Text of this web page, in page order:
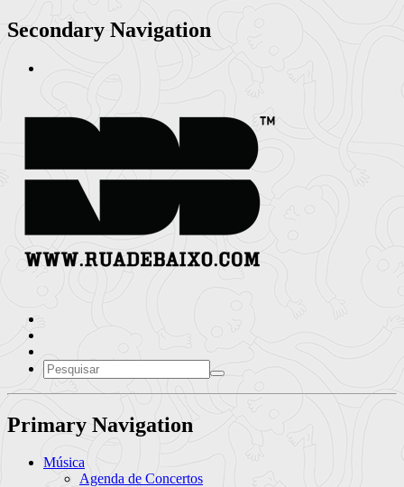
Secondary Navigation
Primary Navigation
Música
Agenda de Concertos